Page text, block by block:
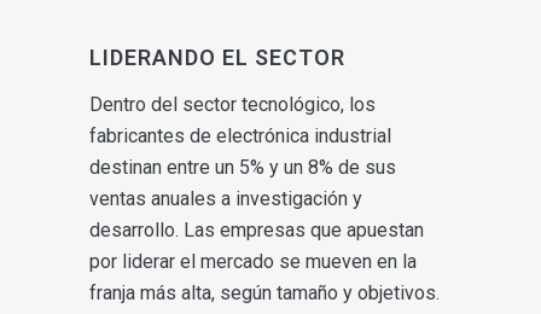
LIDERANDO EL SECTOR
Dentro del sector tecnológico, los
fabricantes de electrónica industrial
destinan entre un 5% y un 8% de sus
ventas anuales a investigación y
desarrollo. Las empresas que apuestan
por liderar el mercado se mueven en la
franja más alta, según tamaño y objetivos.